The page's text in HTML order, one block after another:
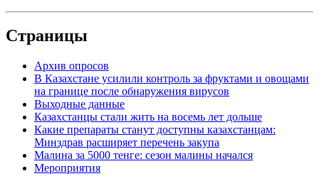
Страницы
Архив опросов
В Казахстане усилили контроль за фруктами и овощами
на границе после обнаружения вирусов
Выходные данные
Казахстанцы стали жить на восемь лет дольше
Какие препараты станут доступны казахстанцам:
Минздрав расширяет перечень закупа
Малина за 5000 тенге: сезон малины начался
Мероприятия